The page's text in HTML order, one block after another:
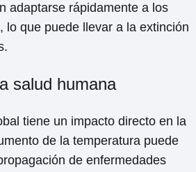
adaptarse rápidamente a los
lo que puede llevar a la extinción
salud humana
tiene un impacto directo en la
de la temperatura puede
de enfermedades